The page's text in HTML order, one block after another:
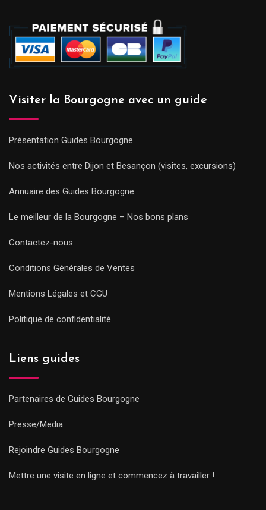
Visiter la Bourgogne avec un guide
Présentation Guides Bourgogne
Nos activités entre Dijon et Besançon (visites, excursions)
Annuaire des Guides Bourgogne
Le meilleur de la Bourgogne – Nos bons plans
Contactez-nous
Conditions Générales de Ventes
Mentions Légales et CGU
Politique de confidentialité
Liens guides
Partenaires de Guides Bourgogne
Presse/Media
Rejoindre Guides Bourgogne
Mettre une visite en ligne et commencez à travailler !